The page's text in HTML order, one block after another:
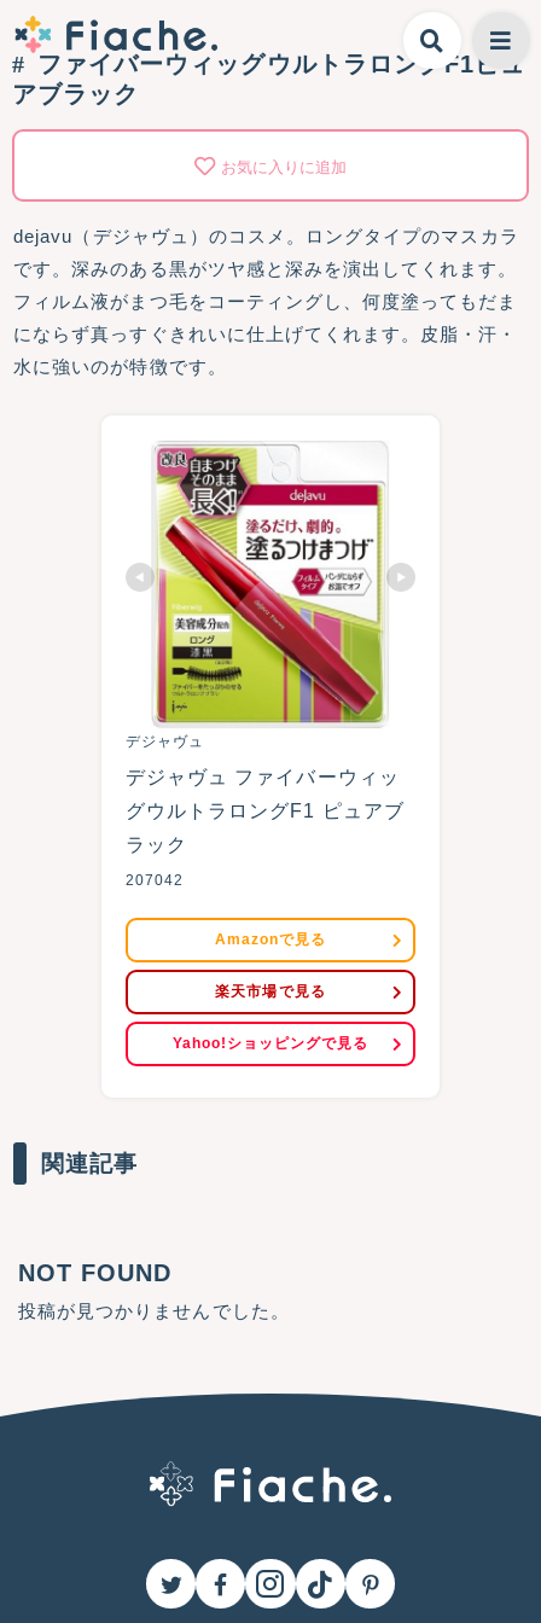
ファイバーウィッグウルトラロングF1ピュ
アブラック
お気に入りに追加
dejavu（デジャヴュ）のコスメ。ロングタイプのマスカラ
です。深みのある黒がツヤ感と深みを演出してくれます。
フィルム液がまつ毛をコーティングし、何度塗ってもだま
にならず真っすぐきれいに仕上げてくれます。皮脂・汗・
水に強いのが特徴です。
デジャヴュ
デジャヴュ ファイバーウィッ
グウルトラロングF1 ピュアブ
ラック
207042
Amazonで見る
楽天市場で見る
Yahoo!ショッピングで見る
関連記事
NOT FOUND
投稿が見つかりませんでした。